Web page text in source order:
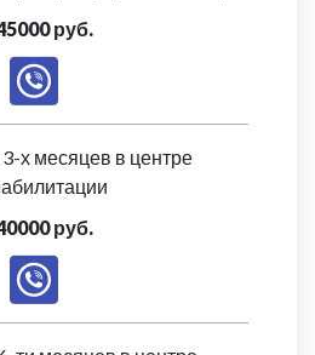
руб.
х месяцев в центре
руб.